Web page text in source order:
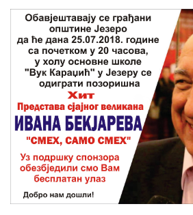
Фотогалерија
НАЧЕЛНИК
О Начелнику
Замјеник начелника
Извјештај о раду начелника
СКУПШТИНА